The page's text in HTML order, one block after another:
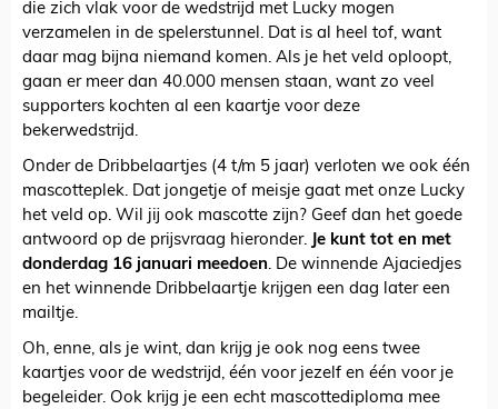
die zich vlak voor de wedstrijd met Lucky mogen
verzamelen in de spelerstunnel. Dat is al heel tof, want
daar mag bijna niemand komen. Als je het veld oploopt,
gaan er meer dan 40.000 mensen staan, want zo veel
supporters kochten al een kaartje voor deze
bekerwedstrijd.
Onder de Dribbelaartjes (4 t/m 5 jaar) verloten we ook één
mascotteplek. Dat jongetje of meisje gaat met onze Lucky
het veld op. Wil jij ook mascotte zijn? Geef dan het goede
antwoord op de prijsvraag hieronder. Je kunt tot en met
donderdag 16 januari meedoen. De winnende Ajaciedjes
en het winnende Dribbelaartje krijgen een dag later een
mailtje.
Oh, enne, als je wint, dan krijg je ook nog eens twee
kaartjes voor de wedstrijd, één voor jezelf en één voor je
begeleider. Ook krijg je een echt mascottediploma mee